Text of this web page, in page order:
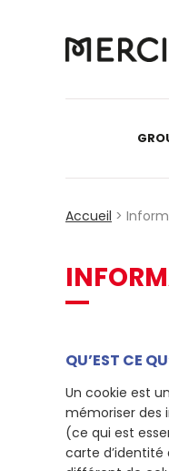
Accueil >
QU’EST CE
Un cookie est
mémoriser des
(ce qui est
carte d’identité